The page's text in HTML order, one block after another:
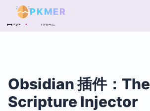
PKMER
目录 概述
Obsidian 插件：The
Scripture Injector